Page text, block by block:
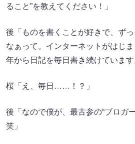
ること”を教えてください！」
後「ものを書くことが好きで、ず
なぁって。インターネットがはじ
年から日記を毎日書き続けています
桜「え、毎日……！？」
後「なので僕が、最古参の“ブロガ
笑」